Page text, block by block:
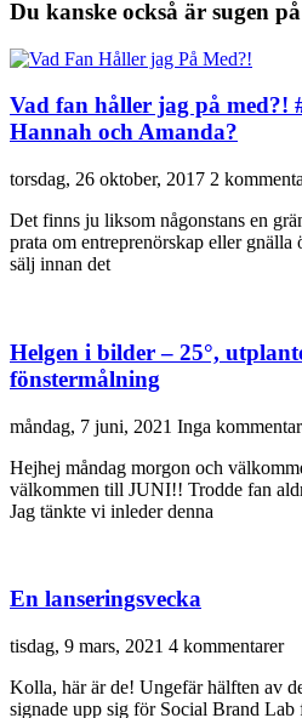
Du kanske också är sugen
Vad fan håller jag på med?!
Hannah och Amanda?
torsdag, 26 oktober, 2017 2
Det finns ju liksom någonstans en
prata om entreprenörskap eller
sälj innan det
Helgen i bilder – 25°,
fönstermålning
måndag, 7 juni, 2021 Inga
Hejhej måndag morgon och
välkommen till JUNI!! Trodde fan
Jag tänkte vi inleder denna
En lanseringsvecka
tisdag, 9 mars, 2021 4 kommentarer
Kolla, här är de! Ungefär hälften av
signade upp sig för Social Brand